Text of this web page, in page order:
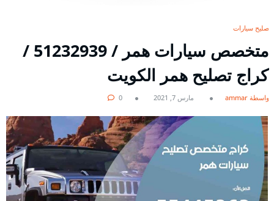
تصليح سيارات
متخصص سيارات همر / 51232939‬ /
كراج تصليح همر الكويت
بواسطة ammar مارس 7, 2021 0